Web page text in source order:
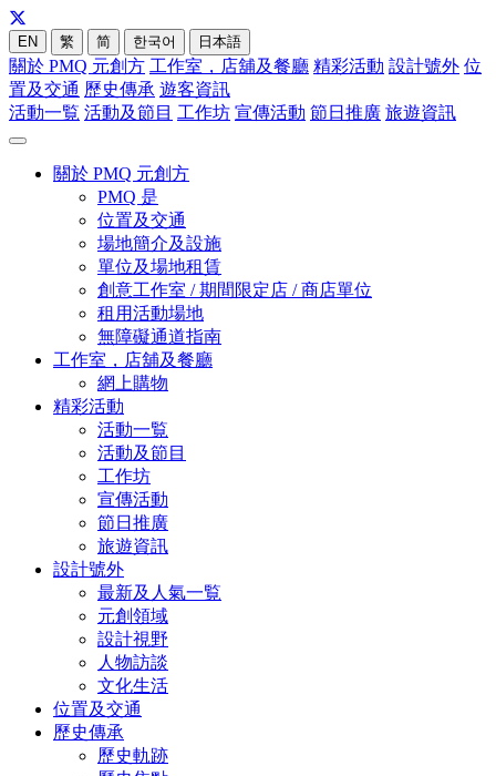
EN 繁 简 한국어 日本語
關於 PMQ 元創方 工作室，店舖及餐廳 精彩活動 設計號外 位
置及交通 歷史傳承 遊客資訊
活動一覧 活動及節目 工作坊 宣傳活動 節日推廣 旅遊資訊
關於 PMQ 元創方
PMQ 是
位置及交通
場地簡介及設施
單位及場地租賃
創意工作室 / 期間限定店 / 商店單位
租用活動場地
無障礙通道指南
工作室，店舖及餐廳
網上購物
精彩活動
活動一覧
活動及節目
工作坊
宣傳活動
節日推廣
旅遊資訊
設計號外
最新及人氣一覧
元創領域
設計視野
人物訪談
文化生活
位置及交通
歷史傳承
歷史軌跡